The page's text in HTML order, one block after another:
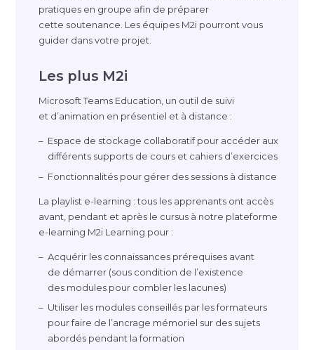
pratiques en groupe afin de préparer
cette soutenance. Les équipes M2i pourront vous
guider dans votre projet.
Les plus M2i
Microsoft Teams Education, un outil de suivi
et d’animation en présentiel et à distance :
Espace de stockage collaboratif pour accéder aux
différents supports de cours et cahiers d’exercices
Fonctionnalités pour gérer des sessions à distance
La playlist e-learning : tous les apprenants ont accès
avant, pendant et après le cursus à notre plateforme
e-learning M2i Learning pour :
Acquérir les connaissances prérequises avant
de démarrer (sous condition de l’existence
des modules pour combler les lacunes)
Utiliser les modules conseillés par les formateurs
pour faire de l’ancrage mémoriel sur des sujets
abordés pendant la formation